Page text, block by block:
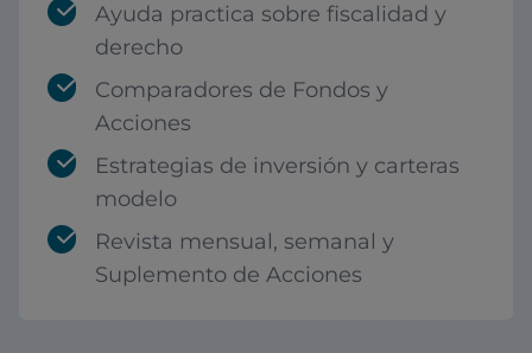
Ayuda practica sobre fiscalidad y
derecho
Comparadores de Fondos y
Acciones
Estrategias de inversión y carteras
modelo
Revista mensual, semanal y
Suplemento de Acciones